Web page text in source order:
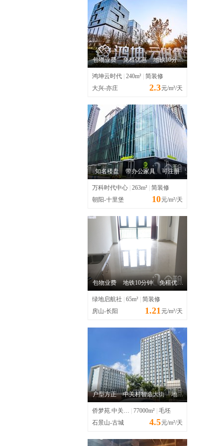
包物业费 免租优惠 地铁10分钟
鸿坤云时代 | 240m² | 简装修
大兴-亦庄
2.3元/m²/天
知名楼盘 带办公家具 可注册
万科时代中心 | 263m² | 简装修
朝阳-十里堡
10元/m²/天
包物业费 地铁10分钟 免租优惠
绿地启航社 | 65m² | 简装修
房山-长阳
1.21 元/m²/天
户型方正 中关村智造大街 地铁10分钟
| 77000m² | 毛坯
石景山-古城
4.5元/m²/天